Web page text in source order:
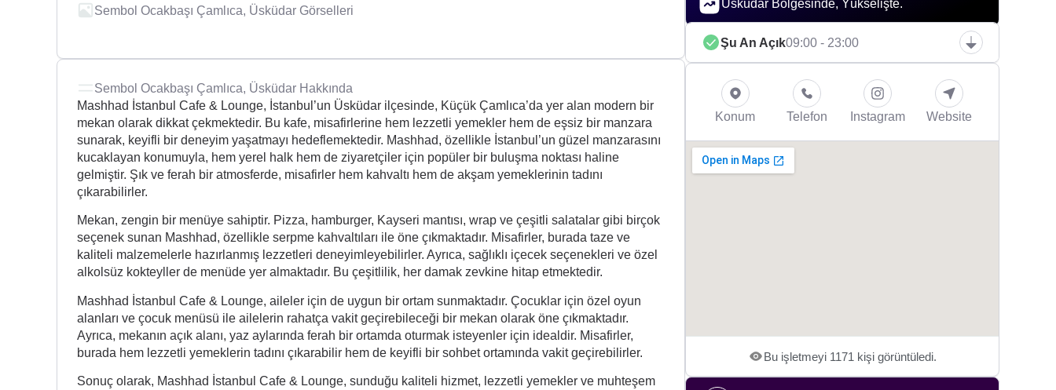
Sembol Ocakbaşı Çamlıca, Üsküdar Görselleri
Sembol Ocakbaşı Çamlıca, Üsküdar Hakkında
Mashhad İstanbul Cafe & Lounge, İstanbul’un Üsküdar ilçesinde, Küçük Çamlıca’da yer alan modern bir
mekan olarak dikkat çekmektedir. Bu kafe, misafirlerine hem lezzetli yemekler hem de eşsiz bir manzara
sunarak, keyifli bir deneyim yaşatmayı hedeflemektedir. Mashhad, özellikle İstanbul’un güzel manzarasını
kucaklayan konumuyla, hem yerel halk hem de ziyaretçiler için popüler bir buluşma noktası haline
gelmiştir. Şık ve ferah bir atmosferde, misafirler hem kahvaltı hem de akşam yemeklerinin tadını
çıkarabilirler.
Mekan, zengin bir menüye sahiptir. Pizza, hamburger, Kayseri mantısı, wrap ve çeşitli salatalar gibi birçok
seçenek sunan Mashhad, özellikle serpme kahvaltıları ile öne çıkmaktadır. Misafirler, burada taze ve
kaliteli malzemelerle hazırlanmış lezzetleri deneyimleyebilirler. Ayrıca, sağlıklı içecek seçenekleri ve özel
alkolsüz kokteyller de menüde yer almaktadır. Bu çeşitlilik, her damak zevkine hitap etmektedir.
Mashhad İstanbul Cafe & Lounge, aileler için de uygun bir ortam sunmaktadır. Çocuklar için özel oyun
alanları ve çocuk menüsü ile ailelerin rahatça vakit geçirebileceği bir mekan olarak öne çıkmaktadır.
Ayrıca, mekanın açık alanı, yaz aylarında ferah bir ortamda oturmak isteyenler için idealdir. Misafirler,
burada hem lezzetli yemeklerin tadını çıkarabilir hem de keyifli bir sohbet ortamında vakit geçirebilirler.
Sonuç olarak, Mashhad İstanbul Cafe & Lounge, sunduğu kaliteli hizmet, lezzetli yemekler ve muhteşem
Üsküdar Bölgesinde, Yükselişte.
Şu An Açık09:00 - 23:00
Konum Telefon Instagram Website
Bu işletmeyi 1171 kişi görüntüledi.